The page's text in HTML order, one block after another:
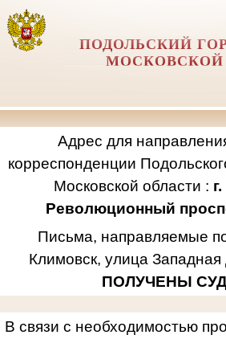
ПОДОЛЬСКИЙ
МОСКОВСКОЙ
Адрес для
корреспонденции
Московской области :
Революционный
Письма, направляемые
Климовск, улица Западная
ПОЛУЧЕНЫ
В связи с необходимостью